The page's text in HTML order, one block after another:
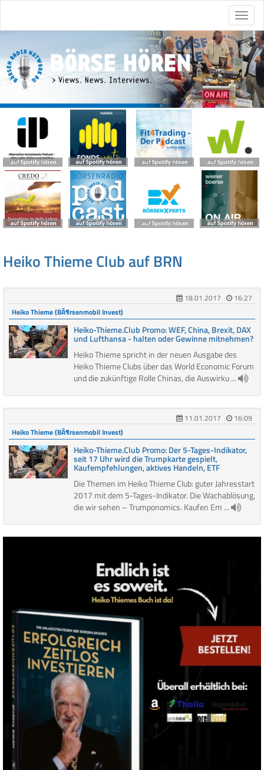
Heiko Thieme Club auf BRN
18.01.2017
16:27
Heiko Thieme (BÃ¶rsenmobil Invest)
Heiko-Thieme.Club Promo: WEF, China, Brexit, DAX
und Lufthansa - halten oder Gewinne mitnehmen?
Heiko Thieme spricht in der neuen Ausgabe des
Heiko Thieme Clubs über das World Economic Forum
und die zukünftige Rolle Chinas, die Auswirku ...
11.01.2017
16:09
Heiko Thieme (BÃ¶rsenmobil Invest)
Heiko-Thieme.Club Promo: Der 5-Tages-Indikator,
seit 17 Uhr wird die Trumpkarte gespielt,
Kaufempfehlungen, aktives Handeln, ETF
Die Themen im Heiko Thieme Club: guter Jahresstart
2017 mit dem 5-Tages-Indikator. Die Wachablösung,
die wir sehen – Trumponomics. Kaufen Em ...